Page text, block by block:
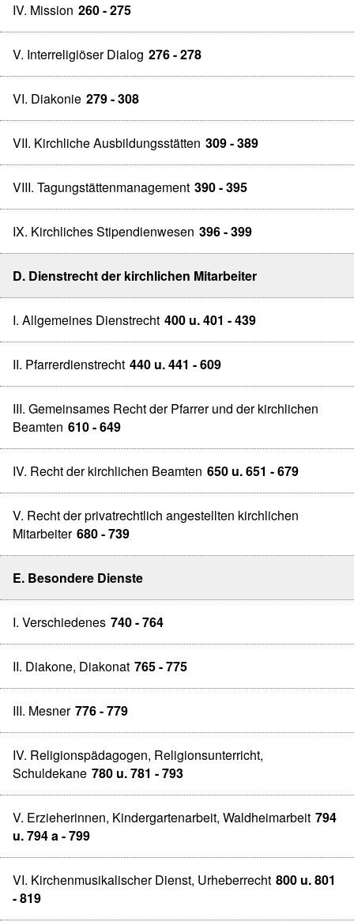
IV. Mission 260 - 275
V. Interreligiöser Dialog 276 - 278
VI. Diakonie 279 - 308
VII. Kirchliche Ausbildungsstätten 309 - 389
VIII. Tagungstättenmanagement 390 - 395
IX. Kirchliches Stipendienwesen 396 - 399
D. Dienstrecht der kirchlichen Mitarbeiter
I. Allgemeines Dienstrecht 400 u. 401 - 439
II. Pfarrerdienstrecht 440 u. 441 - 609
III. Gemeinsames Recht der Pfarrer und der kirchlichen
Beamten 610 - 649
IV. Recht der kirchlichen Beamten 650 u. 651 - 679
V. Recht der privatrechtlich angestellten kirchlichen
Mitarbeiter 680 - 739
E. Besondere Dienste
I. Verschiedenes 740 - 764
II. Diakone, Diakonat 765 - 775
III. Mesner 776 - 779
IV. Religionspädagogen, Religionsunterricht,
Schuldekane 780 u. 781 - 793
V. Erzieherinnen, Kindergartenarbeit, Waldheimarbeit 794
u. 794 a - 799
VI. Kirchenmusikalischer Dienst, Urheberrecht 800 u. 801
- 819